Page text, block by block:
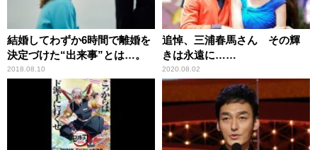
結婚してわずか6時間で離婚を
決定づけた“出来事”とは…。
2018.08.10
追悼、三浦春馬さん その輝
きは永遠に……
2020.08.02